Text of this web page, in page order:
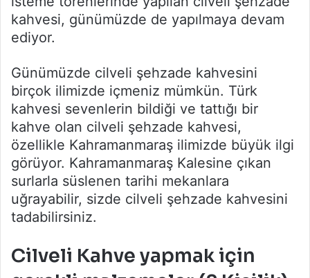
kahvesi, günümüzde de yapılmaya devam
ediyor.
Günümüzde cilveli şehzade kahvesini
birçok ilimizde içmeniz mümkün. Türk
kahvesi sevenlerin bildiği ve tattığı bir
kahve olan cilveli şehzade kahvesi,
özellikle Kahramanmaraş ilimizde büyük ilgi
görüyor. Kahramanmaraş Kalesine çıkan
surlarla süslenen tarihi mekanlara
uğrayabilir, sizde cilveli şehzade kahvesini
tadabilirsiniz.
Cilveli Kahve yapmak için